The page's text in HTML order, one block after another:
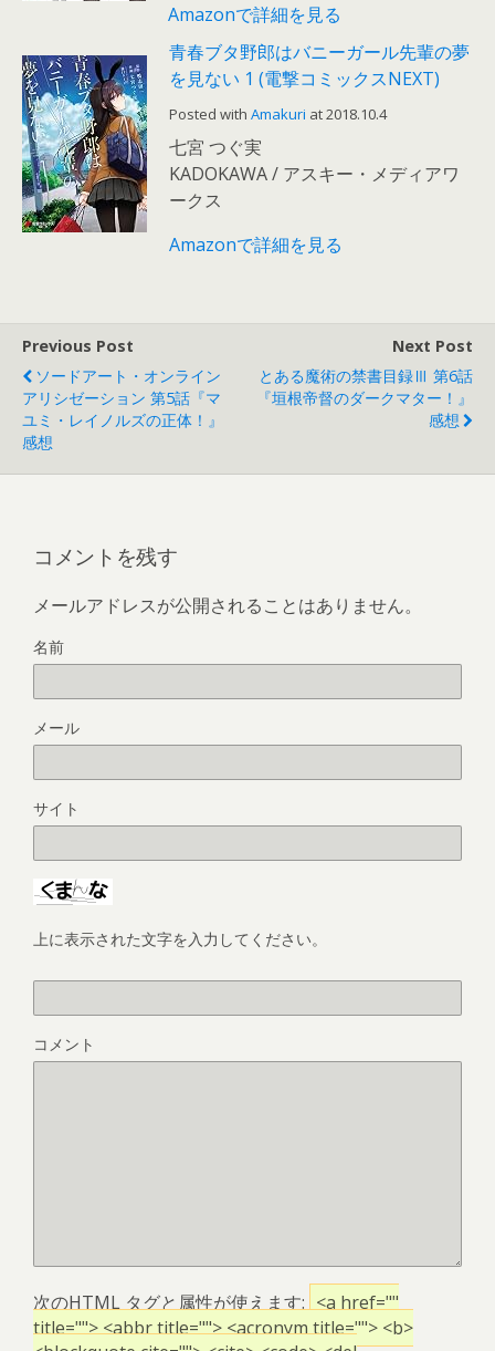
Amazonで詳細を見る
青春ブタ野郎はバニーガール先輩の夢
を見ない 1 (電撃コミックスNEXT)
Posted with Amakuri at 2018.10.4
七宮 つぐ実
KADOKAWA / アスキー・メディアワ
ークス
Amazonで詳細を見る
Previous Post
ソードアート・オンライン
アリシゼーション 第5話『マ
ユミ・レイノルズの正体！』
感想
Next Post
とある魔術の禁書目録Ⅲ 第6話
『垣根帝督のダークマター！』
感想
コメントを残す
メールアドレスが公開されることはありません。
名前
メール
サイト
上に表示された文字を入力してください。
コメント
次のHTML タグと属性が使えます: <a href=""
title=""> <abbr title=""> <acronym title=""> <b>